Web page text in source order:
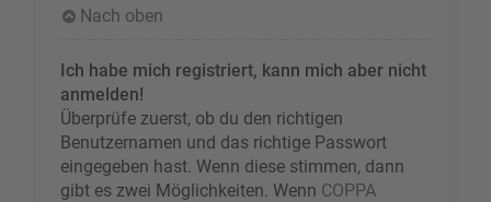
Nach oben
Ich habe mich registriert, kann mich aber nicht
anmelden!
Überprüfe zuerst, ob du den richtigen
Benutzernamen und das richtige Passwort
eingegeben hast. Wenn diese stimmen, dann
gibt es zwei Möglichkeiten. Wenn COPPA